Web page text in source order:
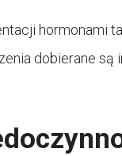
hormonami
dobierane są